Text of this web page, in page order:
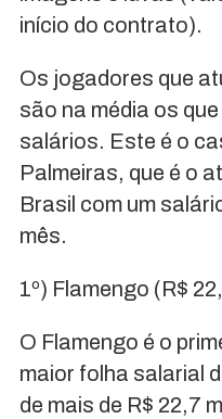
início do contrato).
Os jogadores que
são na média os
salários. Este é o
Palmeiras, que é o
Brasil com um
mês.
1º) Flamengo (R$
O Flamengo é o
maior folha salarial
de mais de R$ 22,7